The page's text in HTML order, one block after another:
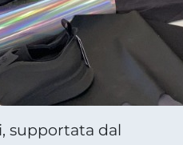
supportata dal